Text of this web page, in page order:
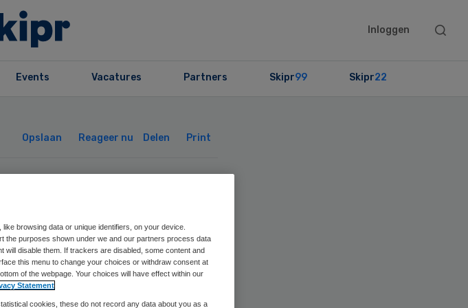
Inloggen
Search
Events Vacatures Partners Skipr99 Skipr22
Opslaan Reageer nu Delen Print
om
browsing data or unique identifiers, on your device.
the purposes shown under we and our partners process data
will disable them. If trackers are disabled, some content and
this menu to change your choices or withdraw consent at
of the webpage. Your choices will have effect within our
Statement
cookies, these do not record any data about you as a